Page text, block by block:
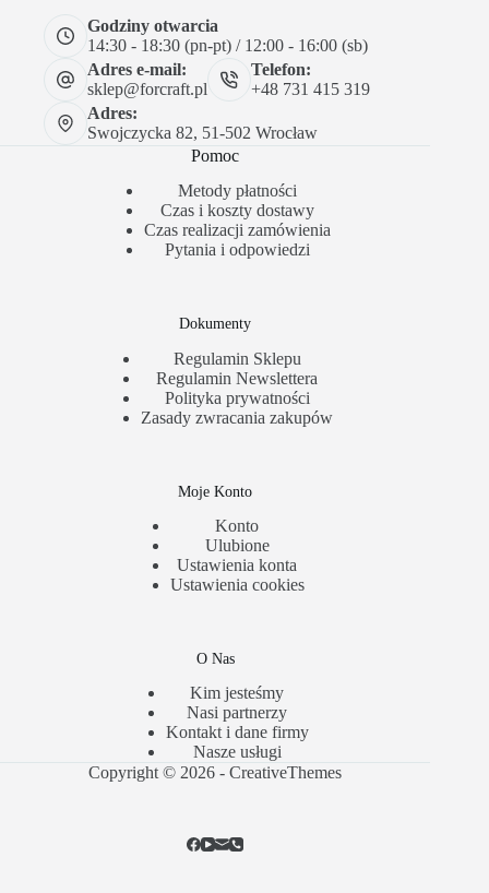
Godziny otwarcia
14:30 - 18:30 (pn-pt) / 12:00 - 16:00 (sb)
Adres e-mail:
sklep@forcraft.pl
Telefon:
+48 731 415 319
Adres:
Swojczycka 82, 51-502 Wrocław
Pomoc
Metody płatności
Czas i koszty dostawy
Czas realizacji zamówienia
Pytania i odpowiedzi
Dokumenty
Regulamin Sklepu
Regulamin Newslettera
Polityka prywatności
Zasady zwracania zakupów
Moje Konto
Konto
Ulubione
Ustawienia konta
Ustawienia cookies
O Nas
Kim jesteśmy
Nasi partnerzy
Kontakt i dane firmy
Nasze usługi
Copyright © 2026 -CreativeThemes